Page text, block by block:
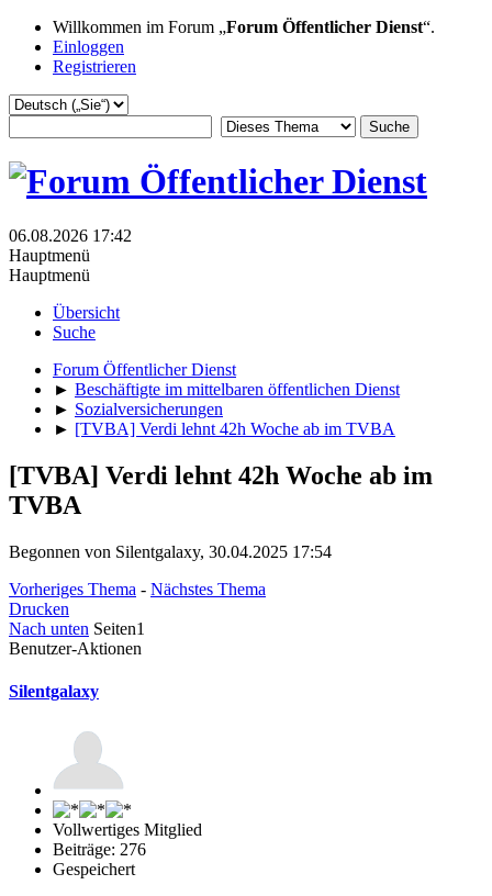
Willkommen im Forum „Forum Öffentlicher Dienst“.
Einloggen
Registrieren
06.08.2026 17:42
Hauptmenü
Hauptmenü
Übersicht
Suche
Forum Öffentlicher Dienst
► Beschäftigte im mittelbaren öffentlichen Dienst
► Sozialversicherungen
► [TVBA] Verdi lehnt 42h Woche ab im TVBA
[TVBA] Verdi lehnt 42h Woche ab im
TVBA
Begonnen von Silentgalaxy, 30.04.2025 17:54
Vorheriges Thema - Nächstes Thema
Drucken
Nach unten Seiten1
Benutzer-Aktionen
Silentgalaxy
Vollwertiges Mitglied
Beiträge: 276
Gespeichert